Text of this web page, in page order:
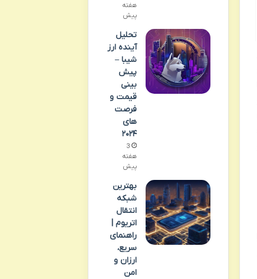
هفته
پیش
تحلیل
آینده ارز
شیبا –
پیش
بینی
قیمت و
فرصت
های
۲۰۲۴
3
هفته
پیش
بهترین
شبکه
انتقال
اتریوم |
راهنمای
سریع،
ارزان و
امن